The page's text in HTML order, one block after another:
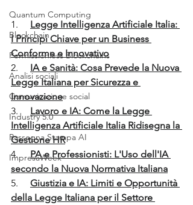
Quantum Computing
Blockchain
Permissionless Blockchains
Analisi sociali
Comunicazione social
Industry 5.0
Rassegna Stampa AI
ImpresaWeek
1. Legge Intelligenza Artificiale Italia:
I Principi Chiave per un Business
Conforme e Innovativo
2. IA e Sanità: Cosa Prevede la Nuova
Legge Italiana per Sicurezza e
Innovazione
3. Lavoro e IA: Come la Legge
Intelligenza Artificiale Italia Ridisegna la
Gestione HR
4. PA e Professionisti: L'Uso dell'IA
secondo la Nuova Normativa Italiana
5. Giustizia e IA: Limiti e Opportunità
della Legge Italiana per il Settore